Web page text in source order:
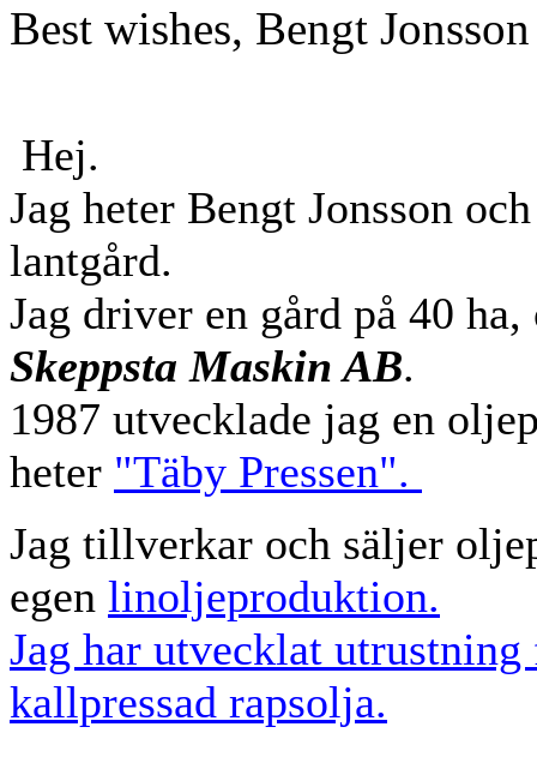
Best wishes, Bengt
Hej.
Jag heter Bengt Jonsson
lantgård.
Jag driver en gård på 40
Skeppsta Maskin AB.
1987 utvecklade jag en
heter "Täby Pressen".
Jag tillverkar och säljer
egen linoljeproduktion.
Jag har utvecklat
kallpressad rapsolja.